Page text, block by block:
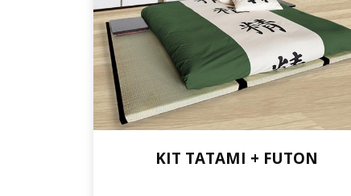
KIT TATAMI + FUTON